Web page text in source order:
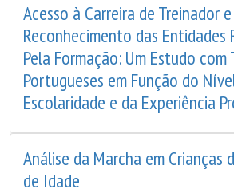
Acesso à Carreira de Treinador e
Reconhecimento das Entidades
Pela Formação: Um Estudo com
Portugueses em Função do
Escolaridade e da Experiência
Análise da Marcha em Crianças
de Idade